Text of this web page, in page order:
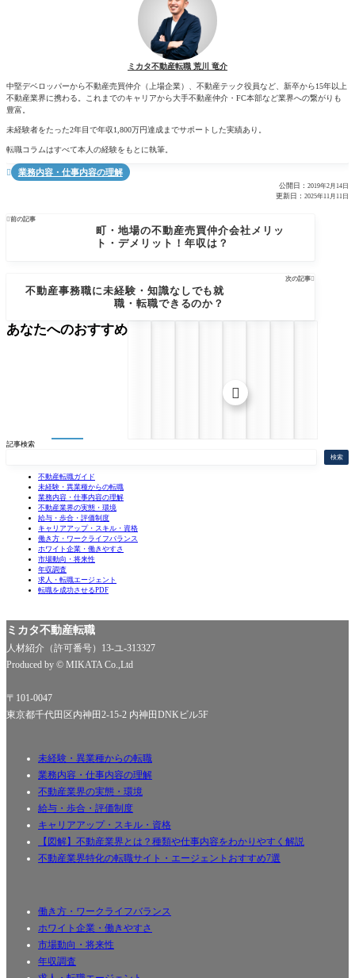
ミカタ不動産転職 荒川 竜介
中堅デベロッパーから不動産売買仲介（上場企業）、不動産テック役員など、新卒から15年以上
不動産業界に携わる。これまでのキャリアから大手不動産仲介・FC本部など業界への繋がりも
豊富。
未経験者をたった2年目で年収1,800万円達成までサポートした実績あり。
転職コラムはすべて本人の経験をもとに執筆。
 業務内容・仕事内容の理解
公開日： 2019年2月14日
更新日： 2025年11月11日
前の記事
町・地場の不動産売買仲介会社メリッ
ト・デメリット！年収は？
次の記事
不動産事務職に未経験・知識なしでも就
職・転職できるのか？
記事検索
検索
不動産転職ガイド
未経験・異業種からの転職
業務内容・仕事内容の理解
不動産業界の実態・環境
給与・歩合・評価制度
キャリアアップ・スキル・資格
働き方・ワークライフバランス
ホワイト企業・働きやすさ
市場動向・将来性
年収調査
求人・転職エージェント
転職を成功させるPDF
あなたへのおすすめ

ミカタ不動産転職
人材紹介（許可番号）13-ユ-313327
Produced by © MIKATA Co.,Ltd
〒101-0047
東京都千代田区内神田2-15-2 内神田DNKビル5F
未経験・異業種からの転職
業務内容・仕事内容の理解
不動産業界の実態・環境
給与・歩合・評価制度
キャリアアップ・スキル・資格
【図解】不動産業界とは？種類や仕事内容をわかりやすく解説
不動産業界特化の転職サイト・エージェントおすすめ7選
働き方・ワークライフバランス
ホワイト企業・働きやすさ
市場動向・将来性
年収調査